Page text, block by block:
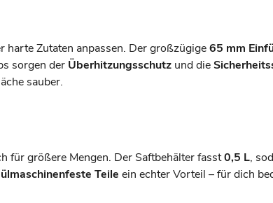
harte Zutaten anpassen. Der großzügige65 mm
sorgen der Überhitzungsschutz und die
sauber.
für größere Mengen. Der Saftbehälter fasst0,5 L,
Teile ein echter Vorteil – für dich